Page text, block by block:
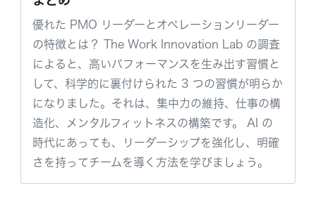
優れた PMO リーダーとオペレーションリーダー
の特徴とは？ The Work Innovation Lab の調査
によると、高いパフォーマンスを生み出す習慣と
して、科学的に裏付けられた 3 つの習慣が明らか
になりました。それは、集中力の維持、仕事の構
造化、メンタルフィットネスの構築です。 AI の
時代にあっても、リーダーシップを強化し、明確
さを持ってチームを導く方法を学びましょう。